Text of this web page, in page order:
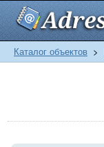
Каталог объектов >